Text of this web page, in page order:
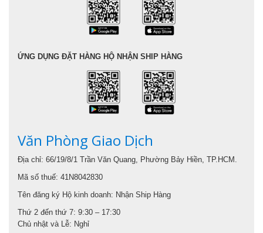
ỨNG DỤNG ĐẶT HÀNG HỘ NHẬN SHIP HÀNG
Văn Phòng Giao Dịch
Địa chỉ: 66/19/8/1 Trần Văn Quang, Phường Bảy Hiền, TP.HCM.
Mã số thuế: 41N8042830
Tên đăng ký Hộ kinh doanh: Nhận Ship Hàng
Thứ 2 đến thứ 7: 9:30 – 17:30
Chủ nhật và Lễ: Nghỉ